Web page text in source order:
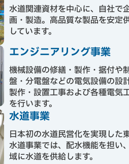
水道関連資材を中心に、自社で
画・製造。高品質な製品を安定
しています。
エンジニアリング事業
機械設備の修繕・製作・据付や
盤・分電盤などの電気設備の設
製作・設置工事および各種電気
を行います。
水道事業
日本初の水道民営化を実現した
水道事業では、配水機能を担い
域に水道を供給します。